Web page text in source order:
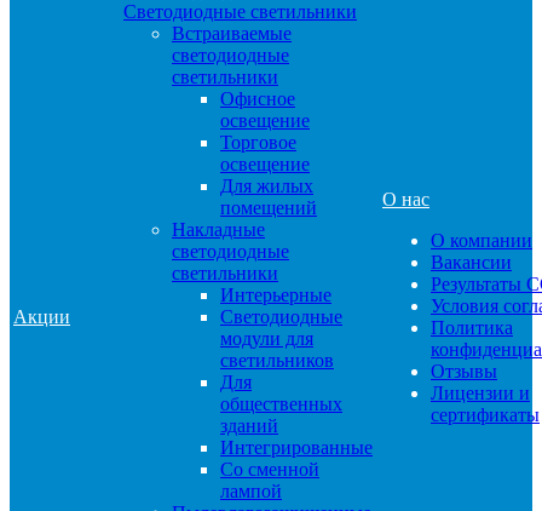
Акции
Светодиодные светильники
Встраиваемые
светодиодные
светильники
Офисное
освещение
Торговое
освещение
Для жилых
помещений
Накладные
светодиодные
светильники
Интерьерные
Светодиодные
модули для
светильников
Для
общественных
зданий
Интегрированные
Со сменной
лампой
О нас
О компании
Вакансии
Результаты
Условия
Политика
Отзывы
Лицензии и
сертификаты